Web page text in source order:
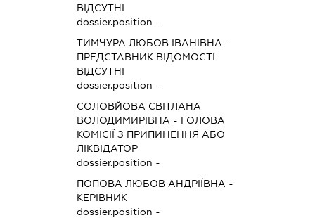
ВІДСУТНІ
dossier.position -
ТИМЧУРА ЛЮБОВ ІВАНІВНА -
ПРЕДСТАВНИК ВІДОМОСТІ
ВІДСУТНІ
dossier.position -
СОЛОВЙОВА СВІТЛАНА
ВОЛОДИМИРІВНА - ГОЛОВА
КОМІСІЇ З ПРИПИНЕННЯ АБО
ЛІКВІДАТОР
dossier.position -
ПОПОВА ЛЮБОВ АНДРІЇВНА -
КЕРІВНИК
dossier.position -